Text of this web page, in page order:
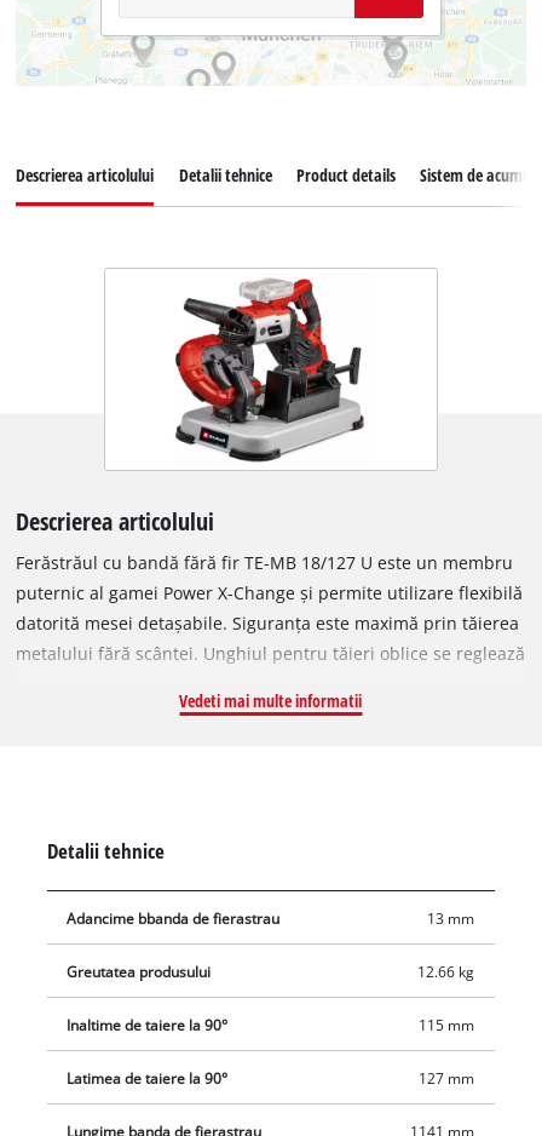
Descrierea articolului Detalii tehnice Product details Sistem de
Descrierea articolului
Ferăstrăul cu bandă fără fir TE-MB 18/127 U este un membru
puternic al gamei Power X-Change și permite utilizare flexibilă
datorită mesei detașabile. Siguranța este maximă prin tăierea
metalului fără scântei. Unghiul pentru tăieri oblice se reglează
Mânerul se ajustează fără scule. Are turație optimă și LED
Vedeti mai multe informatii
Detalii tehnice
Adancime bbanda de fierastrau 13 mm
Greutatea produsului 12.66 kg
Inaltime de taiere la 90° 115 mm
Latimea de taiere la 90° 127 mm
Lungime banda de fierastrau 1141 mm